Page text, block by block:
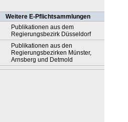
Weitere E-Pflichtsammlungen
Publikationen aus dem
Regierungsbezirk Düsseldorf
Publikationen aus den
Regierungsbezirken Münster,
Arnsberg und Detmold